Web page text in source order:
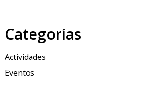
Categorías
Actividades
Eventos